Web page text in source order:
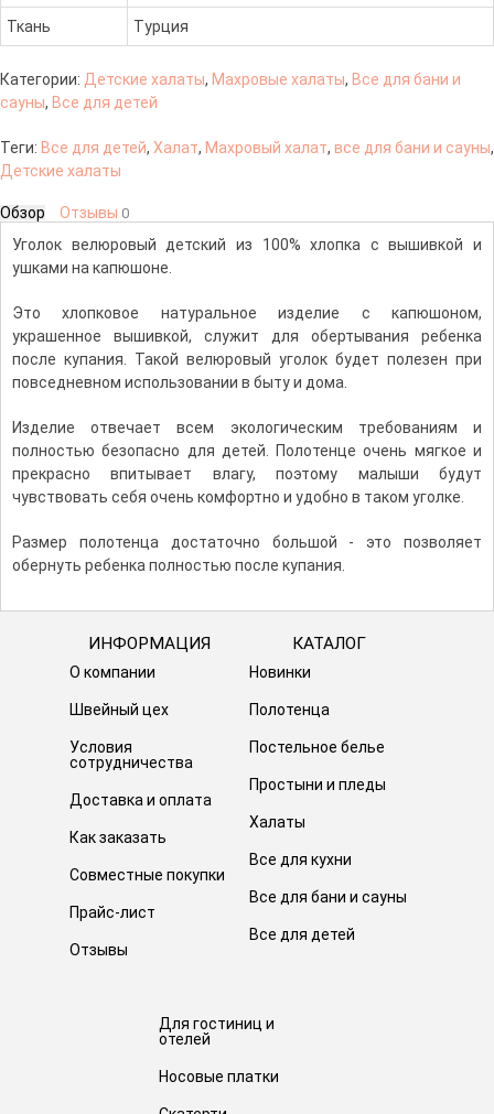
Ткань Турция
Категории: Детские халаты, Махровые халаты, Все для бани и
сауны, Все для детей
Теги: Все для детей, Халат, Махровый халат, все для бани и сауны,
Детские халаты
Обзор Отзывы 0
Уголок велюровый детский из 100% хлопка с вышивкой и
ушками на капюшоне.
Это хлопковое натуральное изделие с капюшоном,
украшенное вышивкой, служит для обертывания ребенка
после купания. Такой велюровый уголок будет полезен при
повседневном использовании в быту и дома.
Изделие отвечает всем экологическим требованиям и
полностью безопасно для детей. Полотенце очень мягкое и
прекрасно впитывает влагу, поэтому малыши будут
чувствовать себя очень комфортно и удобно в таком уголке.
Размер полотенца достаточно большой - это позволяет
обернуть ребенка полностью после купания.
ИНФОРМАЦИЯ
О компании
Швейный цех
Условия
сотрудничества
Доставка и оплата
Как заказать
Совместные покупки
Прайс-лист
Отзывы
КАТАЛОГ
Новинки
Полотенца
Постельное белье
Простыни и пледы
Халаты
Все для кухни
Все для бани и сауны
Все для детей
Для гостиниц и
отелей
Носовые платки